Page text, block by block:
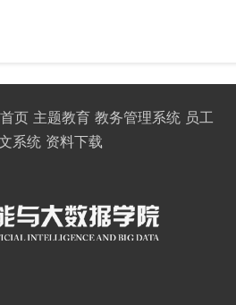
页 主题教育 教务管理系统 员工
系统 资料下载